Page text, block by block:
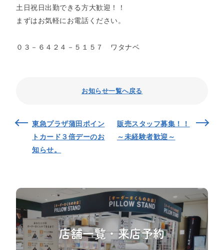
土日祝日出勤できる方大歓迎！！
まずはお気軽にお電話ください。
０３－６４２４－５１５７ ワタナベ
お知らせ一覧へ戻る
東急プラザ蒲田ポイン
トカード３倍デーのお
知らせ。
販売スタッフ募集！！
～未経験者歓迎～
店舗一覧・来店予約